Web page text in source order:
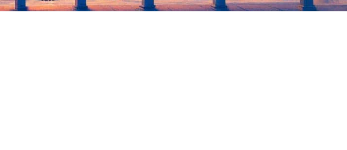
и бунинская традиция, и обэриутская, и традиция петербургской гротескной прозы 70-х